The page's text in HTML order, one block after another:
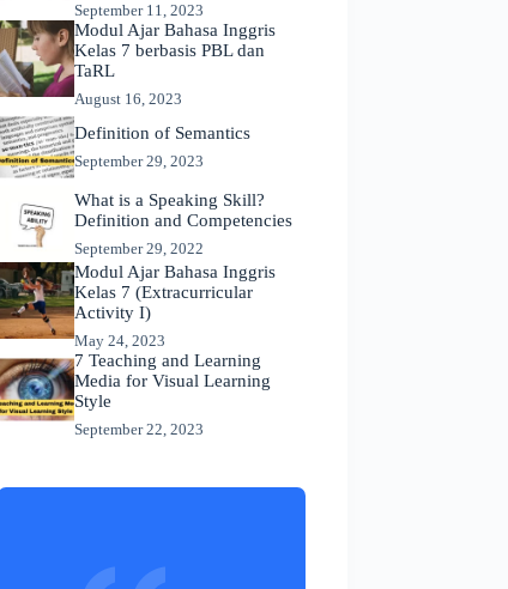
September 11, 2023
Modul Ajar Bahasa Inggris
Kelas 7 berbasis PBL dan
TaRL
August 16, 2023
Definition of Semantics
September 29, 2023
What is a Speaking Skill?
Definition and Competencies
September 29, 2022
Modul Ajar Bahasa Inggris
Kelas 7 (Extracurricular
Activity I)
May 24, 2023
7 Teaching and Learning
Media for Visual Learning
Style
September 22, 2023